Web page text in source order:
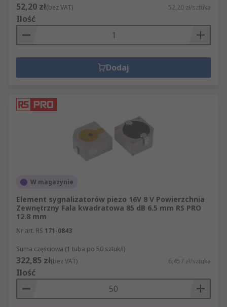
52,20 zł(bez VAT) 52,20 zł/sztuka
Ilość
Dodaj
W magazynie
Element sygnalizatorów piezo 16V 8 V Powierzchnia
Zewnętrzny Fala kwadratowa 85 dB 6.5 mm RS PRO
12.8 mm
Nr art. RS 171-0843
Suma częściowa (1 tuba po 50 sztuk/i)
322,85 zł(bez VAT) 6,457 zł/sztuka
Ilość